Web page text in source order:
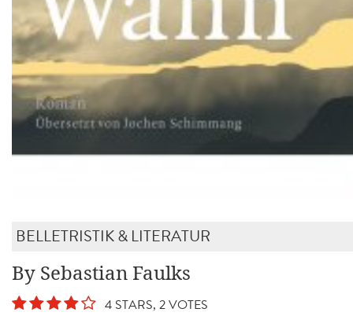
BELLETRISTIK & LITERATUR
By Sebastian Faulks
4 STARS, 2 VOTES